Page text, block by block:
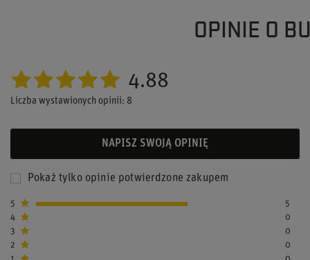
OPINIE O
4.88
Liczba wystawionych opinii: 8
NAPISZ SWOJĄ OPINIĘ
Pokaż tylko opinie potwierdzone zakupem
5
5
4
0
3
0
2
0